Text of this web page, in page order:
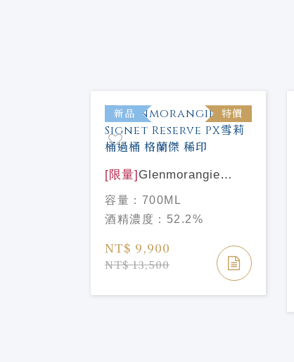
新品 特價
[限量] Glenmorangie
Signet Reserve PX雪莉
桶過桶 格蘭傑 稀印
容量： 700ML
酒精濃度： 52.2%
NT$ 9,900
NT$ 13,500